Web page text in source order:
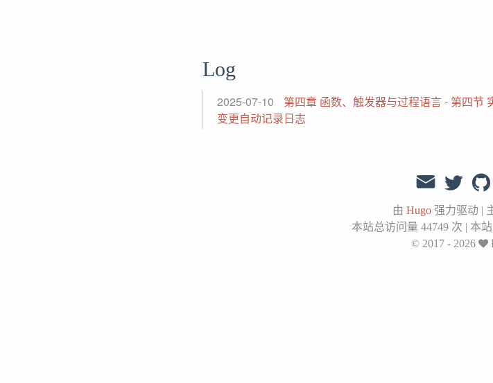
Log
2025-07-10
第四章 函数、触发器与过程语言 - 第四节
变更自动记录日志
由 Hugo强力驱动 |
本站总访问量 44749次 | 本
© 2017 - 2026